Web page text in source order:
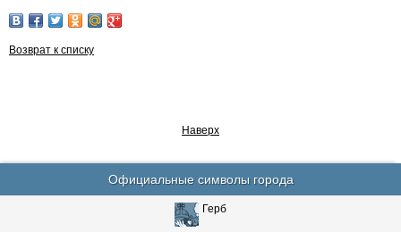
Возврат к списку
Наверх
Официальные символы города
Герб